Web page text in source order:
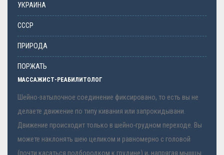
УКРАИНА
СССР
ПРИРОДА
ПОРЖАТЬ
МАССАЖИСТ-РЕАБИЛИТОЛОГ
Шейно-затылочное соединение фиксировано, то есть вы не
делаете движение по типу кивания или запрокидывани.
Движение происходит только в шейно-грудном переходе. Вы
можете наклонять шею целиком и равномерно с головой
(почти касаться подбородком к грудине) и, напрягая мышцы